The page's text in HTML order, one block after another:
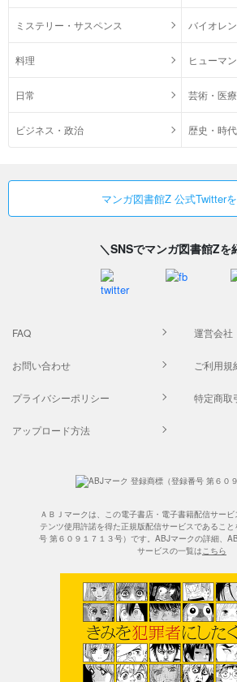
ミステリー・サスペンス バイオレ
料理 ヒューマ
日常 芸術・医療
ビジネス・政治 歴史・時
マンガ図書館Z 公式Twitter
＼SNSでマンガ図書館Zを
FAQ 運営会社
お問い合わせ ご利用規
プライバシーポリシー 特定商取
アップロード方法
ＡＢＪマークは、この電子書店・電子書籍配信サー
テンツ使用許諾を得た正規版配信サービスであるこ
号 第６０９１７１３号）です。ABJマークの詳細、
サービスの一覧はこちら